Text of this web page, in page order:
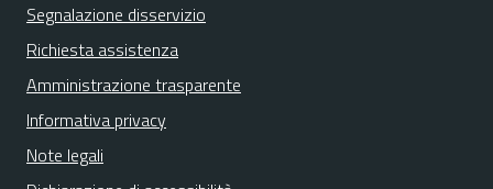
Segnalazione disservizio
Richiesta assistenza
Amministrazione trasparente
Informativa privacy
Note legali